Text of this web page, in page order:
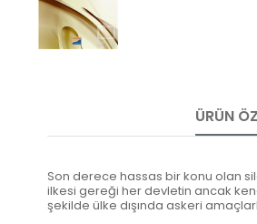
ÜRÜN
Son derece hassas bir konu olan
ilkesi gereği her devletin ancak
şekilde ülke dışında askeri